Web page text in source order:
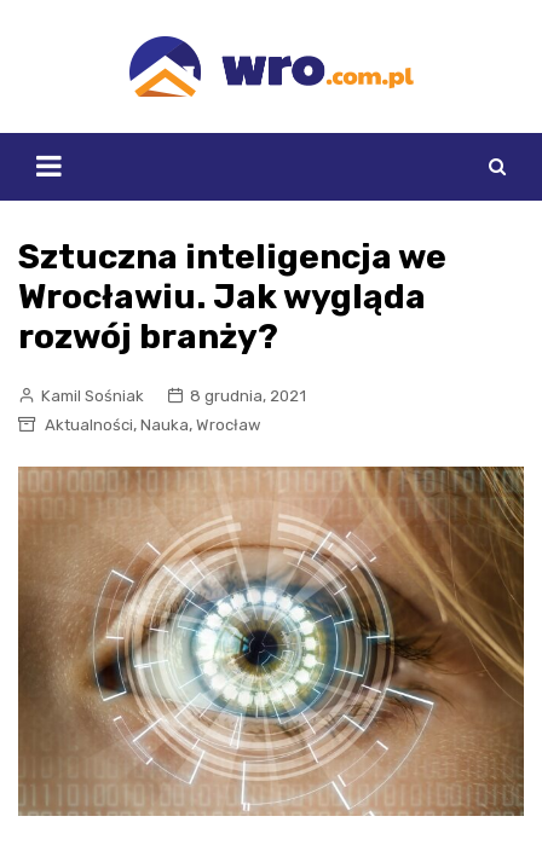
Sztuczna inteligencja we
Wrocławiu. Jak wygląda
rozwój branży?
Kamil Sośniak
8 grudnia, 2021
Aktualności, Nauka, Wrocław